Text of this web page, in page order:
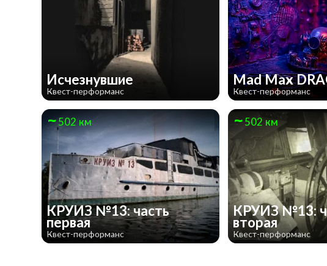
Исчезнувшие
Квест-перформанс
Mad Max
Квест-перформанс
502 км
КРУИЗ №13: часть
первая
Квест-перформанс
502 км
КРУИЗ №13:
вторая
Квест-перформанс